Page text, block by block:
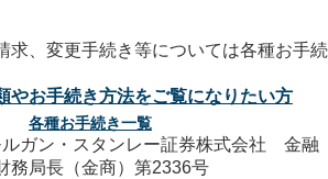
やお手続き方法をご覧になりたい方
各種お手続き一覧
ルガン・スタンレー証券株式会社 金融
局長（金商）第2336号